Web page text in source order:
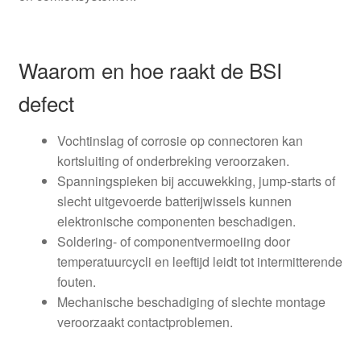
Waarom en hoe raakt de BSI
defect
Vochtinslag of corrosie op connectoren kan
kortsluiting of onderbreking veroorzaken.
Spanningspieken bij accuwekking, jump-starts of
slecht uitgevoerde batterijwissels kunnen
elektronische componenten beschadigen.
Soldering- of componentvermoeiing door
temperatuurcycli en leeftijd leidt tot intermitterende
fouten.
Mechanische beschadiging of slechte montage
veroorzaakt contactproblemen.